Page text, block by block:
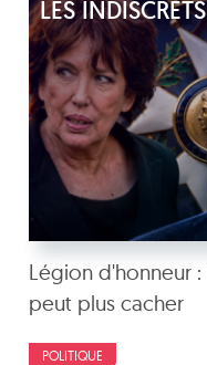
LES INDISCRETS
Légion d'honneur
peut plus cacher
POLITIQUE